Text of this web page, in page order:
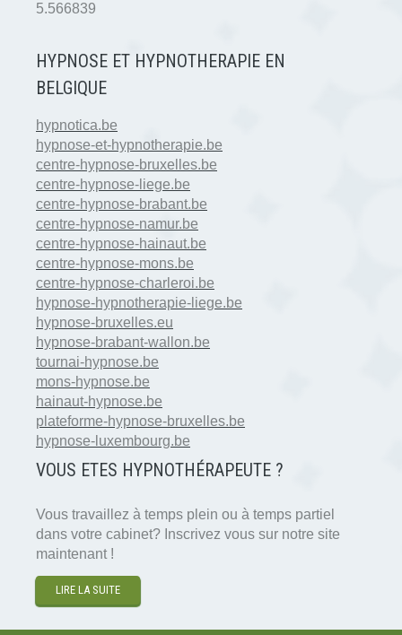
5.566839
HYPNOSE ET HYPNOTHERAPIE EN
BELGIQUE
hypnotica.be
hypnose-et-hypnotherapie.be
centre-hypnose-bruxelles.be
centre-hypnose-liege.be
centre-hypnose-brabant.be
centre-hypnose-namur.be
centre-hypnose-hainaut.be
centre-hypnose-mons.be
centre-hypnose-charleroi.be
hypnose-hypnotherapie-liege.be
hypnose-bruxelles.eu
hypnose-brabant-wallon.be
tournai-hypnose.be
mons-hypnose.be
hainaut-hypnose.be
plateforme-hypnose-bruxelles.be
hypnose-luxembourg.be
VOUS ETES HYPNOTHÉRAPEUTE ?
Vous travaillez à temps plein ou à temps partiel
dans votre cabinet? Inscrivez vous sur notre site
maintenant !
LIRE LA SUITE